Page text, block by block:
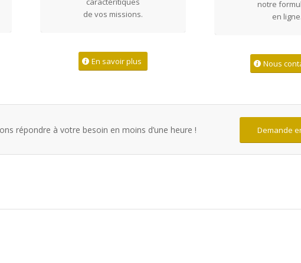
de vos missions.
En savoir plus
notre
en ligne.
Nous
répondre à votre besoin en moins d’une heure ! Demande